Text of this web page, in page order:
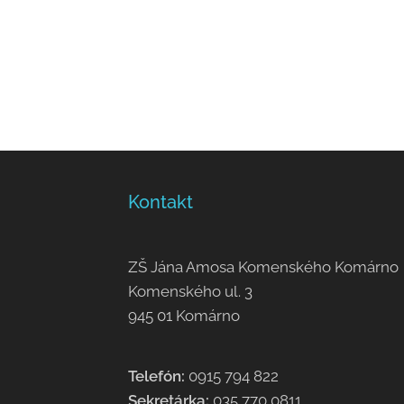
Kontakt
ZŠ Jána Amosa Komenského Komárno
Komenského ul. 3
945 01 Komárno
Telefón: 0915 794 822
Sekretárka: 035 770 0811